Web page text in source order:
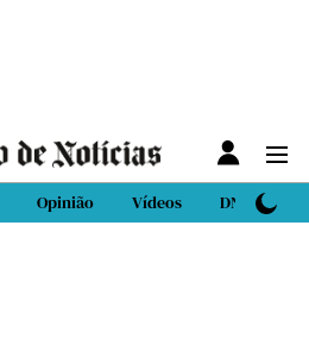
Opinião Vídeos DN Sport